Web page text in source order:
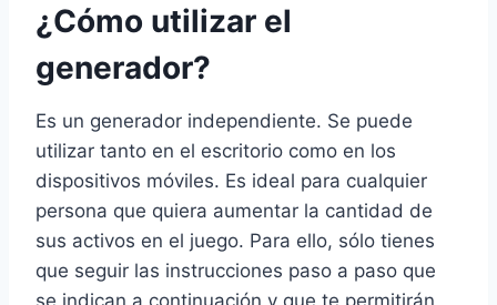
¿Cómo utilizar el
generador?
Es un generador independiente. Se puede
utilizar tanto en el escritorio como en los
dispositivos móviles. Es ideal para cualquier
persona que quiera aumentar la cantidad de
sus activos en el juego. Para ello, sólo tienes
que seguir las instrucciones paso a paso que
se indican a continuación y que te permitirán